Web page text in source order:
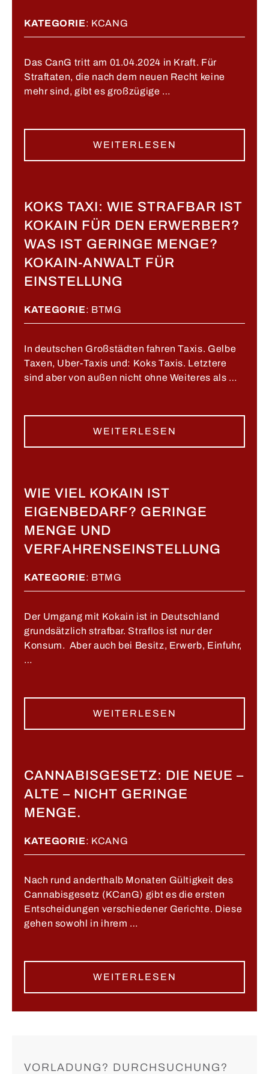
KATEGORIE: KCANG
Das CanG tritt am 01.04.2024 in Kraft. Für
Straftaten, die nach dem neuen Recht keine
mehr sind, gibt es großzügige …
WEITERLESEN
KOKS TAXI: WIE STRAFBAR IST
KOKAIN FÜR DEN ERWERBER?
WAS IST GERINGE MENGE?
KOKAIN-ANWALT FÜR
EINSTELLUNG
KATEGORIE: BTMG
In deutschen Großstädten fahren Taxis. Gelbe
Taxen, Uber-Taxis und: Koks Taxis. Letztere
sind aber von außen nicht ohne Weiteres als …
WEITERLESEN
WIE VIEL KOKAIN IST
EIGENBEDARF? GERINGE
MENGE UND
VERFAHRENSEINSTELLUNG
KATEGORIE: BTMG
Der Umgang mit Kokain ist in Deutschland
grundsätzlich strafbar. Straflos ist nur der
Konsum. Aber auch bei Besitz, Erwerb, Einfuhr,
…
WEITERLESEN
CANNABISGESETZ: DIE NEUE –
ALTE – NICHT GERINGE
MENGE.
KATEGORIE: KCANG
Nach rund anderthalb Monaten Gültigkeit des
Cannabisgesetz (KCanG) gibt es die ersten
Entscheidungen verschiedener Gerichte. Diese
gehen sowohl in ihrem …
WEITERLESEN
VORLADUNG? DURCHSUCHUNG?